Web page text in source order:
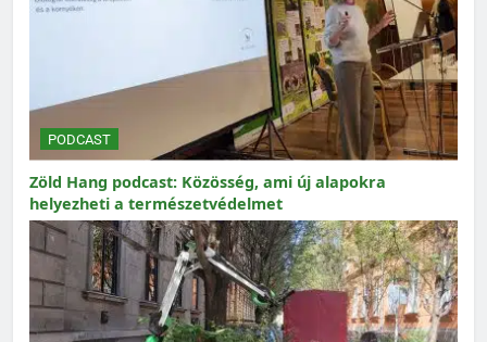
PODCAST
Zöld Hang podcast: Közösség, ami új alapokra
helyezheti a természetvédelmet